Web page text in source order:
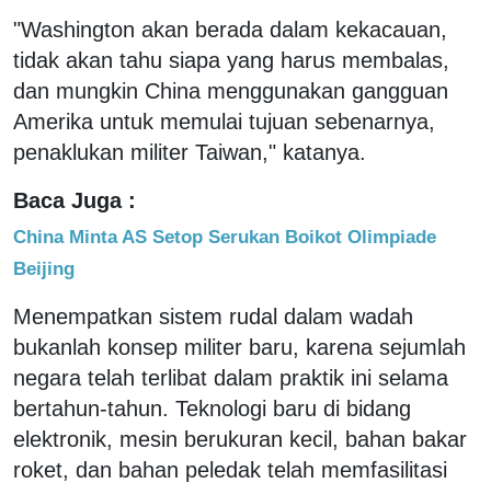
"Washington akan berada dalam kekacauan,
tidak akan tahu siapa yang harus membalas,
dan mungkin China menggunakan gangguan
Amerika untuk memulai tujuan sebenarnya,
penaklukan militer Taiwan," katanya.
Baca Juga :
China Minta AS Setop Serukan Boikot Olimpiade
Beijing
Menempatkan sistem rudal dalam wadah
bukanlah konsep militer baru, karena sejumlah
negara telah terlibat dalam praktik ini selama
bertahun-tahun. Teknologi baru di bidang
elektronik, mesin berukuran kecil, bahan bakar
roket, dan bahan peledak telah memfasilitasi